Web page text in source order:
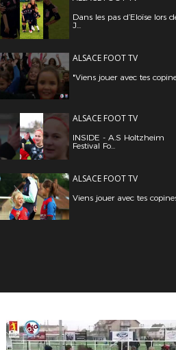
Dans les pas d’Eloïse lors
J...
ALSACE FOOT TV
"Viens jouer avec tes
ALSACE FOOT TV
INSIDE - A.S Holtzheim
Festival Fo...
ALSACE FOOT TV
Viens jouer avec tes